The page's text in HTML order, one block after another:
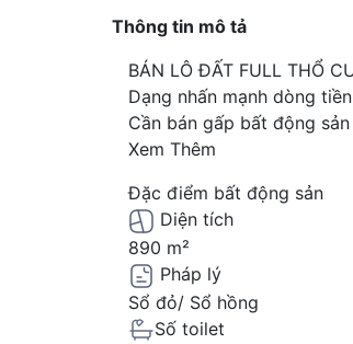
Thông tin mô tả
BÁN LÔ ĐẤT FULL THỔ
Dạng nhấn mạnh dòng
Cần bán gấp bất động
Xem Thêm
Đặc điểm bất động sản
Diện tích
890 m²
Pháp lý
Sổ đỏ/ Sổ hồng
Số toilet